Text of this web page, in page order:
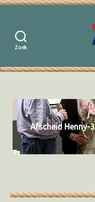
Zoek
Afscheid Henny-3